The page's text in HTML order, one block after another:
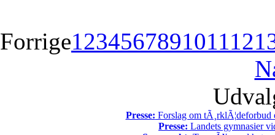
Forrige123456789101112
Presse: Forslag om tÃ¸rklÃ¦deforbud
Presse: Landets gymnasier